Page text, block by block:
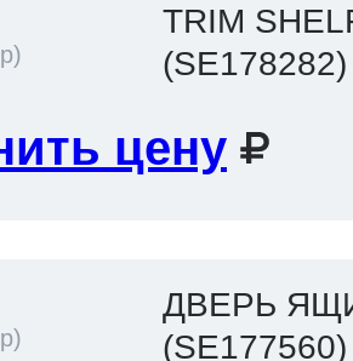
TRIM
(SE178282)
цену
ДВЕРЬ
(SE177560)